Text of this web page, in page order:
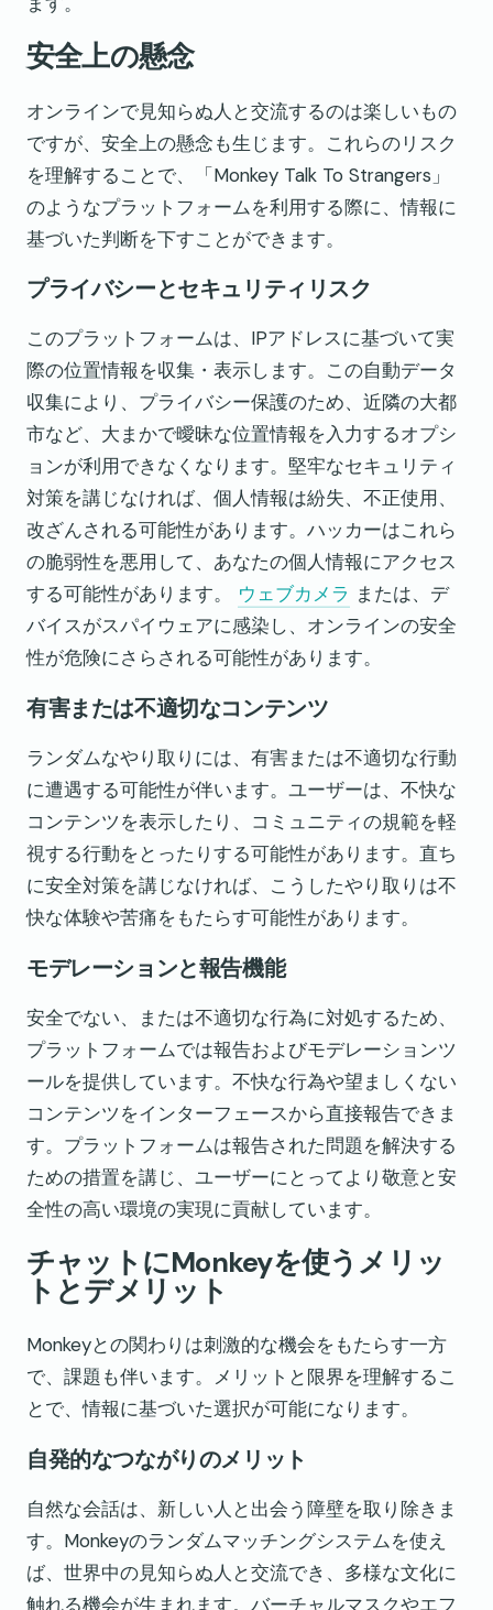
安全上の懸念
オンラインで見知らぬ人と交流するのは楽しいもの
ですが、安全上の懸念も生じます。これらのリスク
を理解することで、「Monkey Talk To Strangers」
のようなプラットフォームを利用する際に、情報に
基づいた判断を下すことができます。
プライバシーとセキュリティリスク
このプラットフォームは、IPアドレスに基づいて実
際の位置情報を収集・表示します。この自動データ
収集により、プライバシー保護のため、近隣の大都
市など、大まかで曖昧な位置情報を入力するオプシ
ョンが利用できなくなります。堅牢なセキュリティ
対策を講じなければ、個人情報は紛失、不正使用、
改ざんされる可能性があります。ハッカーはこれら
の脆弱性を悪用して、あなたの個人情報にアクセス
する可能性があります。 ウェブカメラ または、デ
バイスがスパイウェアに感染し、オンラインの安全
性が危険にさらされる可能性があります。
有害または不適切なコンテンツ
ランダムなやり取りには、有害または不適切な行動
に遭遇する可能性が伴います。ユーザーは、不快な
コンテンツを表示したり、コミュニティの規範を軽
視する行動をとったりする可能性があります。直ち
に安全対策を講じなければ、こうしたやり取りは不
快な体験や苦痛をもたらす可能性があります。
モデレーションと報告機能
安全でない、または不適切な行為に対処するため、
プラットフォームでは報告およびモデレーションツ
ールを提供しています。不快な行為や望ましくない
コンテンツをインターフェースから直接報告できま
す。プラットフォームは報告された問題を解決する
ための措置を講じ、ユーザーにとってより敬意と安
全性の高い環境の実現に貢献しています。
チャットにMonkeyを使うメリッ
トとデメリット
Monkeyとの関わりは刺激的な機会をもたらす一方
で、課題も伴います。メリットと限界を理解するこ
とで、情報に基づいた選択が可能になります。
自発的なつながりのメリット
自然な会話は、新しい人と出会う障壁を取り除きま
す。Monkeyのランダムマッチングシステムを使え
ば、世界中の見知らぬ人と交流でき、多様な文化に
触れる機会が生まれます。バーチャルマスクやエフ